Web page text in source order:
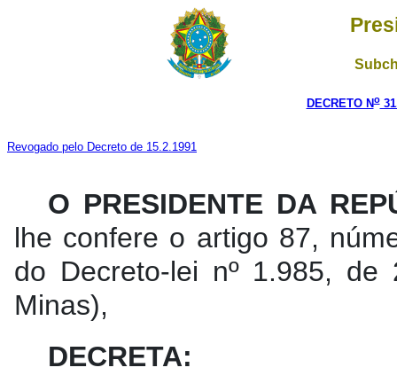
DECRETO No
Revogado pelo Decreto de 15.2.1991
O PRESIDENTE DA
lhe confere o artigo 87,
do Decreto-lei nº 1.985,
Minas),
DECRETA: